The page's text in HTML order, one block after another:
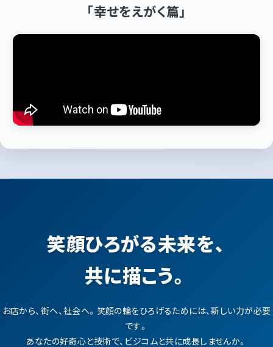
「幸せをえがく篇」
笑顔ひろがる未来を、
共に描こう。
お店から、街へ、社会へ。笑顔の輪をひろげるためには、新しい力が必要
です。
あなたの好奇心と技術で、ビジコムと共に成長しませんか。